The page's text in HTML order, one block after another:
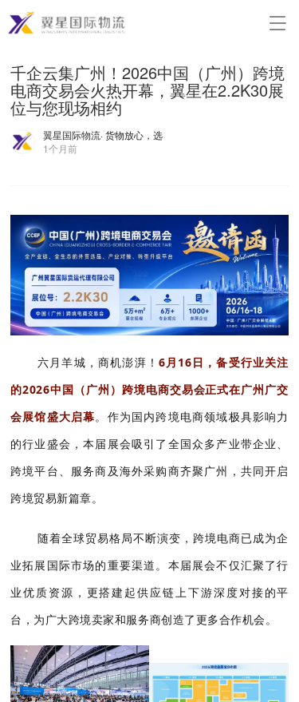
T
g
l
e
t
o
n
千企云集广州！2026中国（广州）跨境
电商交易会火热开幕，翼星在2.2K30展
位与您现场相约
翼星国际物流· 货物放心，选
1个月前
六月羊城，商机澎湃！ 6月16日，备受行业关注
的2026中国（广州）跨境电商交易会正式在广州广交
会展馆盛大启幕。作为国内跨境电商领域极具影响力
的行业盛会，本届展会吸引了全国众多产业带企业、
跨境平台、服务商及海外采购商齐聚广州，共同开启
跨境贸易新篇章。
随着全球贸易格局不断演变，跨境电商已成为企
业拓展国际市场的重要渠道。本届展会不仅汇聚了行
业优质资源，更搭建起供应链上下游深度对接的平
台，为广大跨境卖家和服务商创造了更多合作机会。